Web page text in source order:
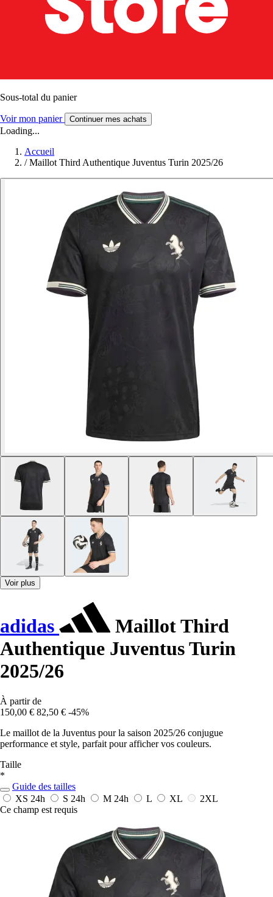
Sous-total du panier
Voir mon panier Continuer mes achats
Loading...
Accueil
/ Maillot Third Authentique Juventus Turin 2025/26
Voir plus
adidas
Maillot Third
Authentique Juventus Turin
2025/26
À partir de
150,00 € 82,50 € -45%
Le maillot de la Juventus pour la saison 2025/26 conjugue
performance et style, parfait pour afficher vos couleurs.
Taille
*
Guide des tailles
XS 24h S 24h M 24h L XL
2XL
Ce champ est requis